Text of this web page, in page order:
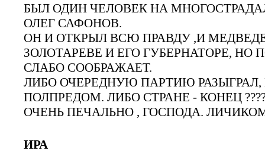
БЫЛ ОДИН ЧЕЛОВЕК НА
ОЛЕГ САФОНОВ.
ОН И ОТКРЫЛ ВСЮ ПРАВДУ ,И
ЗОЛОТАРЕВЕ И ЕГО ГУБЕРНАТОРЕ,
СЛАБО СООБРАЖАЕТ.
ЛИБО ОЧЕРЕДНУЮ ПАРТИЮ
ПОЛПРЕДОМ. ЛИБО СТРАНЕ - КОНЕЦ
ОЧЕНЬ ПЕЧАЛЬНО , ГОСПОДА.
ИРА